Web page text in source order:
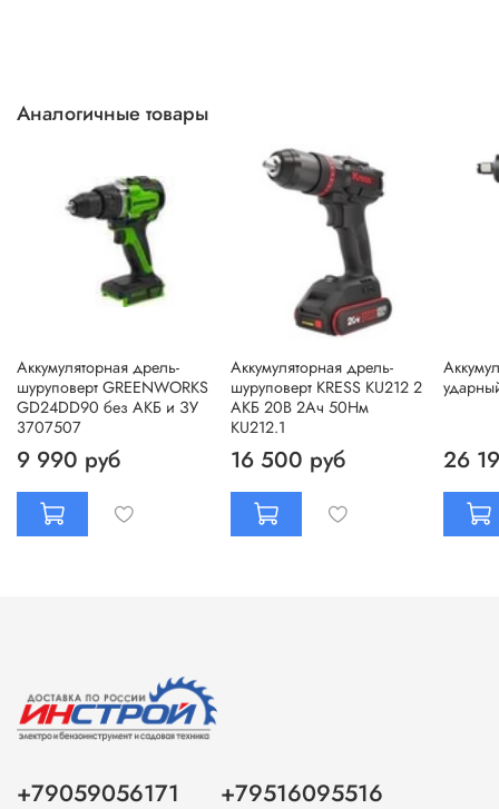
Аналогичные товары
Аккумуляторная дрель-
шуруповерт GREENWORKS
GD24DD90 без АКБ и ЗУ
3707507
9 990 руб
Аккумуляторная дрель-
шуруповерт KRESS KU212 2
АКБ 20В 2Ач 50Нм
KU212.1
16 500 руб 26
+79059056171 +79516095516